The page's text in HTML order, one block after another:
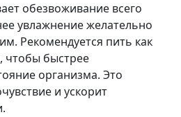
обезвоживание всего
увлажнение желательно
Рекомендуется пить как
быстрее
организма. Это
и ускорит